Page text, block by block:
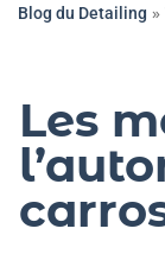
Blog du Detailing »
Les